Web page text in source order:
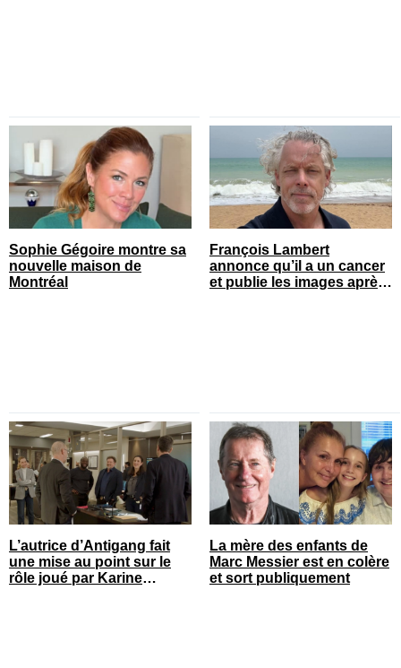
Sophie Gégoire montre sa
nouvelle maison de
Montréal
François Lambert
annonce qu’il a un cancer
et publie les images après
L’autrice d’Antigang fait
une mise au point sur le
rôle joué par Karine
La mère des enfants de
Marc Messier est en colère
et sort publiquement